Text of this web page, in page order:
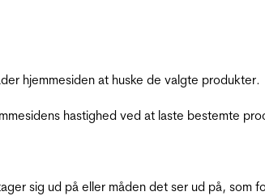
hjemmesiden at huske de valgte produkter.
hastighed ved at laste bestemte
sig ud på eller måden det ser ud på, som